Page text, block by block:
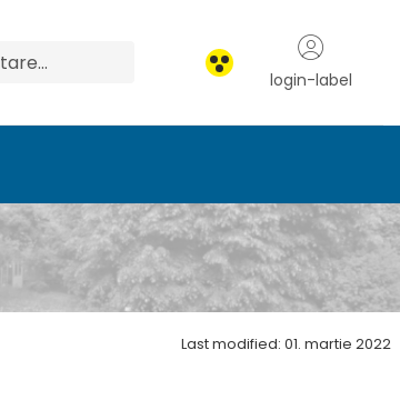
login-label
Last modified: 01. martie 2022